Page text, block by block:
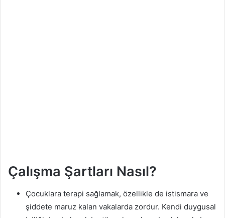
Çalışma Şartları Nasıl?
Çocuklara terapi sağlamak, özellikle de istismara ve
şiddete maruz kalan vakalarda zordur. Kendi duygusal